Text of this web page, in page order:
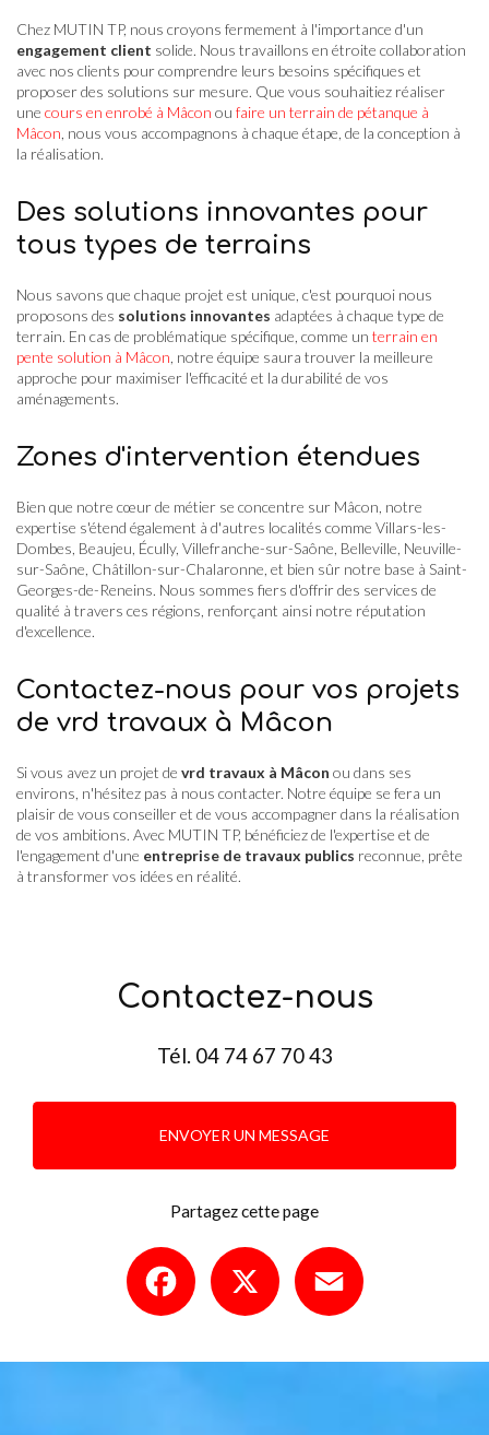
Chez MUTIN TP, nous croyons fermement à l'importance d'un
engagement client solide. Nous travaillons en étroite collaboration
avec nos clients pour comprendre leurs besoins spécifiques et
proposer des solutions sur mesure. Que vous souhaitiez réaliser
une cours en enrobé à Mâcon ou faire un terrain de pétanque à
Mâcon , nous vous accompagnons à chaque étape, de la conception à
la réalisation.
Des solutions innovantes pour
tous types de terrains
Nous savons que chaque projet est unique, c'est pourquoi nous
proposons des solutions innovantes adaptées à chaque type de
terrain. En cas de problématique spécifique, comme un terrain en
pente solution à Mâcon , notre équipe saura trouver la meilleure
approche pour maximiser l'efficacité et la durabilité de vos
aménagements.
Zones d'intervention étendues
Bien que notre cœur de métier se concentre sur Mâcon, notre
expertise s'étend également à d'autres localités comme Villars-les-
Dombes, Beaujeu, Écully, Villefranche-sur-Saône, Belleville, Neuville-
sur-Saône, Châtillon-sur-Chalaronne, et bien sûr notre base à Saint-
Georges-de-Reneins. Nous sommes fiers d'offrir des services de
qualité à travers ces régions, renforçant ainsi notre réputation
d'excellence.
Contactez-nous pour vos projets
de vrd travaux à Mâcon
Si vous avez un projet de vrd travaux à Mâcon ou dans ses
environs, n'hésitez pas à nous contacter. Notre équipe se fera un
plaisir de vous conseiller et de vous accompagner dans la réalisation
de vos ambitions. Avec MUTIN TP, bénéficiez de l'expertise et de
l'engagement d'une entreprise de travaux publics reconnue, prête
à transformer vos idées en réalité.
Contactez-nous
Tél. 04 74 67 70 43
ENVOYER UN MESSAGE
Partagez cette page
Facebook